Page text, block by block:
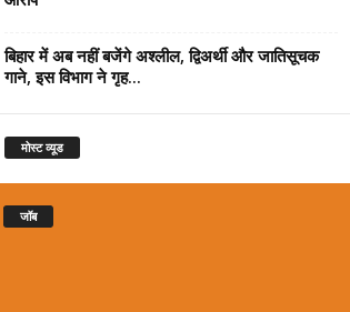
बिहार में अब नहीं बजेंगे अश्लील, द्विअर्थी और जातिसूचक
गाने, इस विभाग ने गृह...
मोस्ट व्यूड
जॉब